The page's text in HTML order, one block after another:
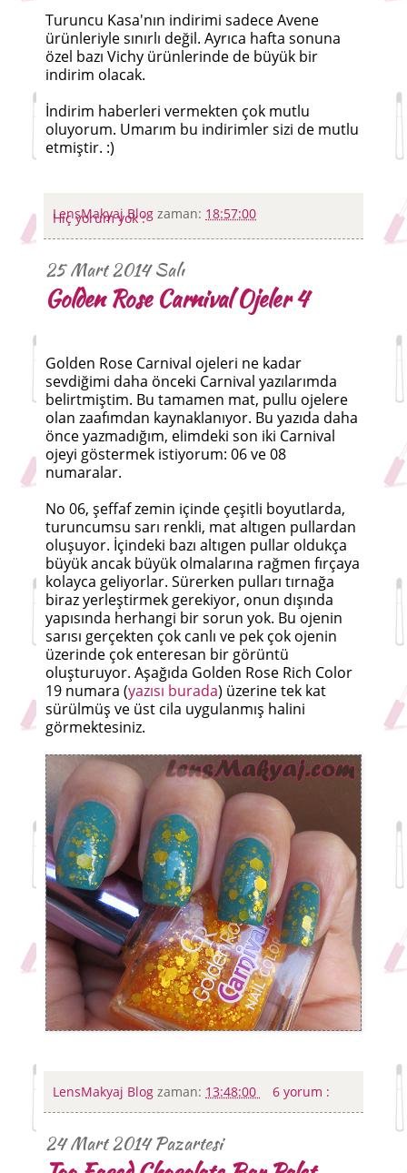
Turuncu Kasa'nın indirimi sadece Avene
ürünleriyle sınırlı değil. Ayrıca hafta sonuna
özel bazı Vichy ürünlerinde de büyük bir
indirim olacak.
İndirim haberleri vermekten çok mutlu
oluyorum. Umarım bu indirimler sizi de mutlu
etmiştir. :)
LensMakyaj Blog zaman: 18:57:00
Hiç yorum yok :
25 Mart 2014 Salı
Golden Rose Carnival Ojeler 4
Golden Rose Carnival ojeleri ne kadar
sevdiğimi daha önceki Carnival yazılarımda
belirtmiştim. Bu tamamen mat, pullu ojelere
olan zaafımdan kaynaklanıyor. Bu yazıda daha
önce yazmadığım, elimdeki son iki Carnival
ojeyi göstermek istiyorum: 06 ve 08
numaralar.
No 06, şeffaf zemin içinde çeşitli boyutlarda,
turuncumsu sarı renkli, mat altıgen pullardan
oluşuyor. İçindeki bazı altıgen pullar oldukça
büyük ancak büyük olmalarına rağmen fırçaya
kolayca geliyorlar. Sürerken pulları tırnağa
biraz yerleştirmek gerekiyor, onun dışında
yapısında herhangi bir sorun yok. Bu ojenin
sarısı gerçekten çok canlı ve pek çok ojenin
üzerinde çok enteresan bir görüntü
oluşturuyor. Aşağıda Golden Rose Rich Color
19 numara (yazısı burada) üzerine tek kat
sürülmüş ve üst cila uygulanmış halini
görmektesiniz.
LensMakyaj Blog zaman: 13:48:00 6 yorum :
24 Mart 2014 Pazartesi